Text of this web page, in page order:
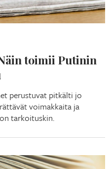
toimii Putinin
perustuvat pitkälti jo
voimakkaita ja
tarkoituskin.